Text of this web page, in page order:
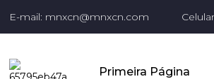
E-mail: mnxcn@mnxcn.com
Primeira Página